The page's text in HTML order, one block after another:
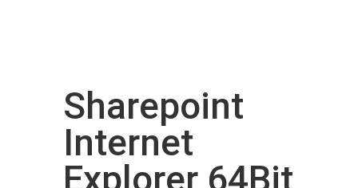
Sharepoint
Internet
Explorer 64Bit